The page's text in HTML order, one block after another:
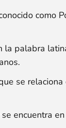
como
la palabra
se
encuentra